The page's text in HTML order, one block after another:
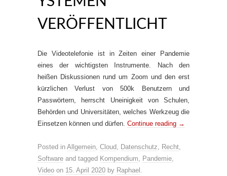
VERÖFFENTLICHT
Die Videotelefonie ist in Zeiten einer Pandemie
eines der wichtigsten Instrumente. Nach den
heißen Diskussionen rund um Zoom und den erst
kürzlichen Verlust von 500k Benutzern und
Passwörtern, herrscht Uneinigkeit von Schulen,
Behörden und Universitäten, welches Werkzeug die
Einsetzen können und dürfen. Continue reading →
Posted in Allgemein, Cloud, Datenschutz, Recht,
Software and tagged Kompendium, Pandemie,
Video on 15. April 2020 by Raphael .